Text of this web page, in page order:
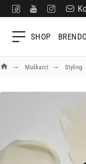
SHOP
Muškarci Styling